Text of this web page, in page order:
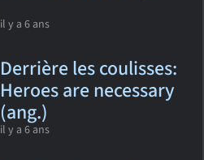
il y a 6 ans
Derrière les coulisses:
Heroes are necessary
(ang.)
il y a 6 ans